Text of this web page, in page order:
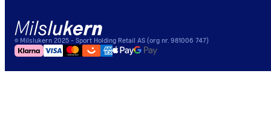
© Milslukern 2025 - Sport Holding Retail AS (org nr. 981006 747)